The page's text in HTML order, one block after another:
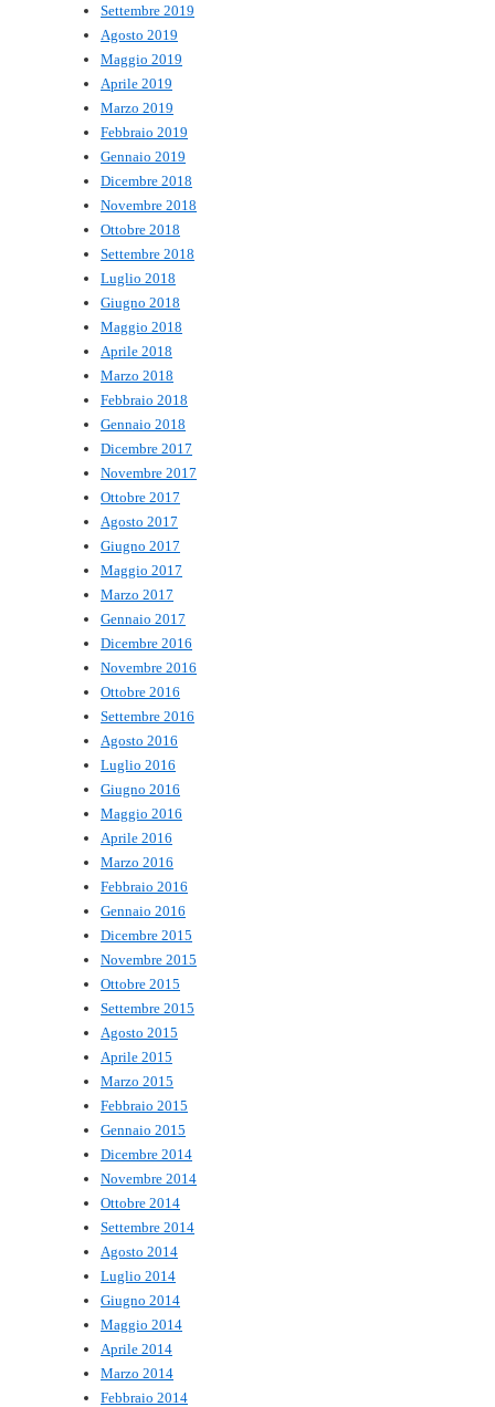
Settembre 2019
Agosto 2019
Maggio 2019
Aprile 2019
Marzo 2019
Febbraio 2019
Gennaio 2019
Dicembre 2018
Novembre 2018
Ottobre 2018
Settembre 2018
Luglio 2018
Giugno 2018
Maggio 2018
Aprile 2018
Marzo 2018
Febbraio 2018
Gennaio 2018
Dicembre 2017
Novembre 2017
Ottobre 2017
Agosto 2017
Giugno 2017
Maggio 2017
Marzo 2017
Gennaio 2017
Dicembre 2016
Novembre 2016
Ottobre 2016
Settembre 2016
Agosto 2016
Luglio 2016
Giugno 2016
Maggio 2016
Aprile 2016
Marzo 2016
Febbraio 2016
Gennaio 2016
Dicembre 2015
Novembre 2015
Ottobre 2015
Settembre 2015
Agosto 2015
Aprile 2015
Marzo 2015
Febbraio 2015
Gennaio 2015
Dicembre 2014
Novembre 2014
Ottobre 2014
Settembre 2014
Agosto 2014
Luglio 2014
Giugno 2014
Maggio 2014
Aprile 2014
Marzo 2014
Febbraio 2014